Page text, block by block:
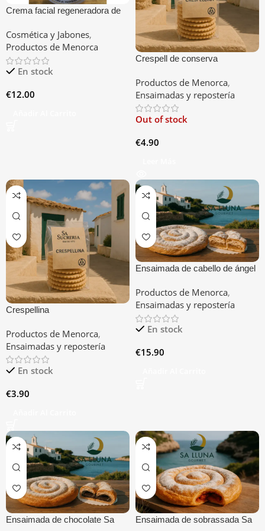
Crema facial regeneradora de
Cosmética y Jabones,
Productos de Menorca
En stock
€12.00
Crespell de conserva
Productos de Menorca,
Ensaimadas y repostería
Out of stock
€4.90
Crespellina
Productos de Menorca,
Ensaimadas y repostería
En stock
€3.90
Ensaimada de cabello de ángel
Productos de Menorca,
Ensaimadas y repostería
En stock
€15.90
Ensaimada de chocolate Sa
Ensaimada de sobrassada Sa